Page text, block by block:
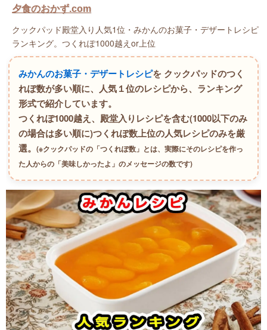
夕食のおかず.com
クックパッド殿堂入り人気1位・みかんのお菓子・デザートレシピ
ランキング。つくれぽ1000越えor上位
みかんのお菓子・デザートレシピを クックパッドのつく
れぽ数が多い順に、人気１位のレシピから、ランキング
形式で紹介しています。
つくれぽ1000越え、殿堂入りレシピを含む(1000以下のみ
の場合は多い順に)つくれぽ数上位の人気レシピのみを厳
選。(※クックパッドの「つくれぽ数」とは、実際にそのレシピを作っ
た人からの「美味しかったよ」のメッセージの数です)